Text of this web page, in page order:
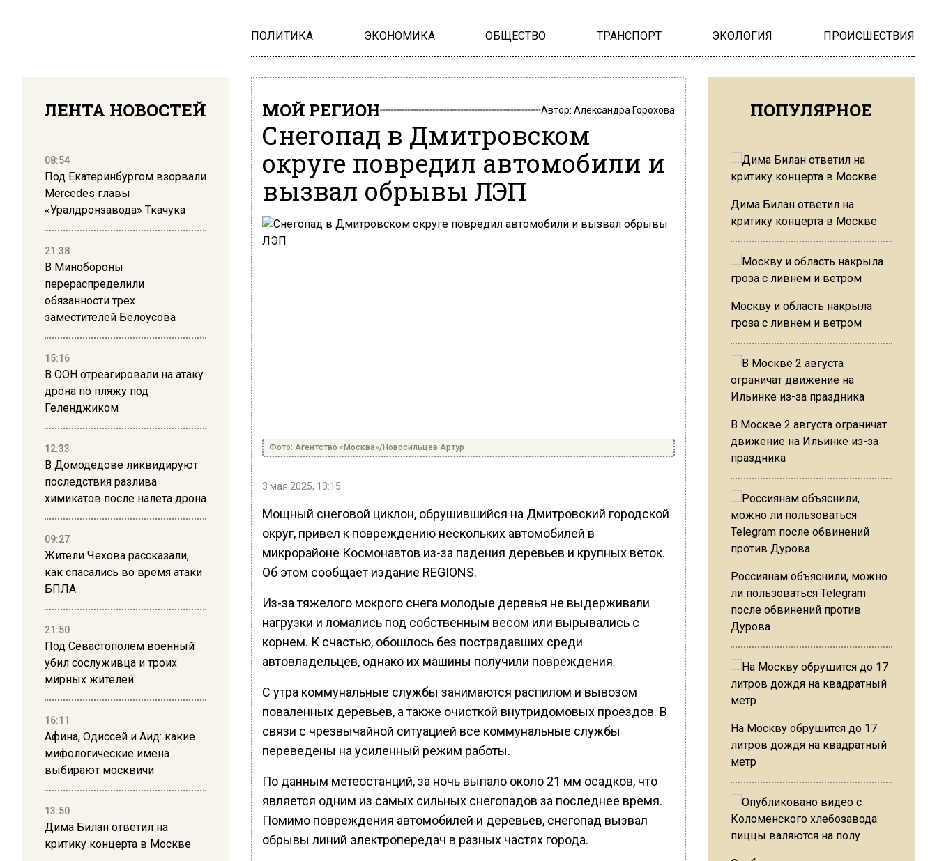
ПОЛИТИКА ЭКОНОМИКА ОБЩЕСТВО ТРАНСПОРТ ЭКОЛОГИЯ ПРОИСШЕСТВИЯ
ЛЕНТА НОВОСТЕЙ
08:54
Под Екатеринбургом взорвали
Mercedes главы
«Уралдронзавода» Ткачука
21:38
В Минобороны
перераспределили
обязанности трех
заместителей Белоусова
15:16
В ООН отреагировали на атаку
дрона по пляжу под
Геленджиком
12:33
В Домодедове ликвидируют
последствия разлива
химикатов после налета дрона
09:27
Жители Чехова рассказали,
как спасались во время атаки
БПЛА
21:50
Под Севастополем военный
убил сослуживца и троих
мирных жителей
16:11
Афина, Одиссей и Аид: какие
мифологические имена
выбирают москвичи
13:50
Дима Билан ответил на
критику концерта в Москве
МОЙ РЕГИОН Автор: Александра Горохова
Снегопад в Дмитровском
округе повредил автомобили и
вызвал обрывы ЛЭП
Фото: Агентство «Москва»/Новосильцев Артур
3 мая 2025, 13:15
Мощный снеговой циклон, обрушившийся на Дмитровский городской
округ, привел к повреждению нескольких автомобилей в
микрорайоне Космонавтов из-за падения деревьев и крупных веток.
Об этом сообщает издание REGIONS.
Из-за тяжелого мокрого снега молодые деревья не выдерживали
нагрузки и ломались под собственным весом или вырывались с
корнем. К счастью, обошлось без пострадавших среди
автовладельцев, однако их машины получили повреждения.
С утра коммунальные службы занимаются распилом и вывозом
поваленных деревьев, а также очисткой внутридомовых проездов. В
связи с чрезвычайной ситуацией все коммунальные службы
переведены на усиленный режим работы.
По данным метеостанций, за ночь выпало около 21 мм осадков, что
является одним из самых сильных снегопадов за последнее время.
Помимо повреждения автомобилей и деревьев, снегопад вызвал
обрывы линий электропередач в разных частях города.
ПОПУЛЯРНОЕ
Дима Билан ответил на
критику концерта в Москве
Москву и область накрыла
гроза с ливнем и ветром
В Москве 2 августа ограничат
движение на Ильинке из-за
праздника
Россиянам объяснили, можно
ли пользоваться Telegram
после обвинений против
Дурова
На Москву обрушится до 17
литров дождя на квадратный
метр